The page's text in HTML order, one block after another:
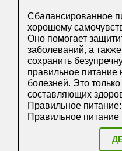
Сбалансированное
хорошему
Оно помогает
заболеваний, а
сохранить
правильное питание
болезней. Это
составляющих
Правильное
Правильное